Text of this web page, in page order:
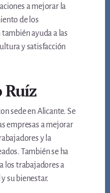
a mejorar la
de los
ayuda a las
y satisfacción
Ruíz
sede en Alicante. Se
empresas a mejorar
y la
También se ha
los trabajadores a
su bienestar.